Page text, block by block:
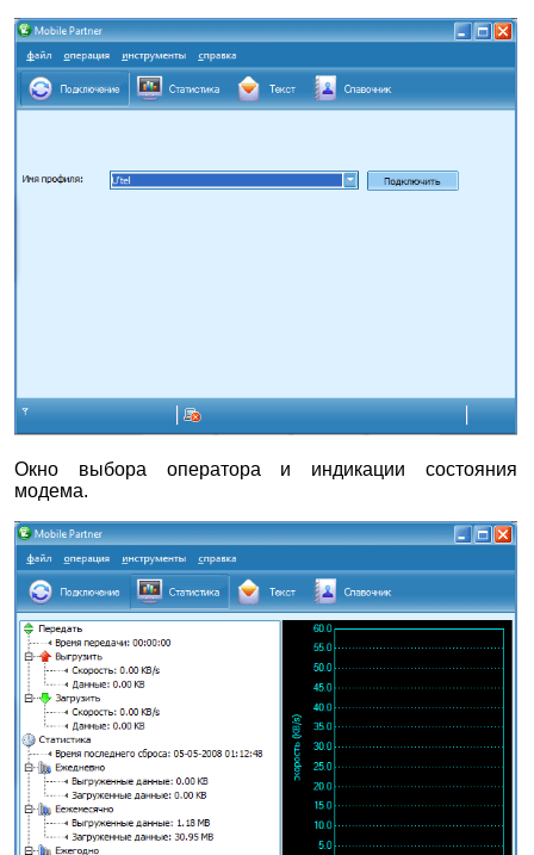
Окно выбора оператора и индикации состояния
модема.